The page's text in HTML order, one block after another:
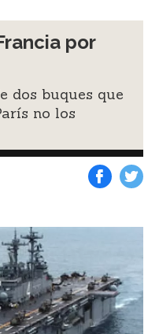
por
dos buques que
no los